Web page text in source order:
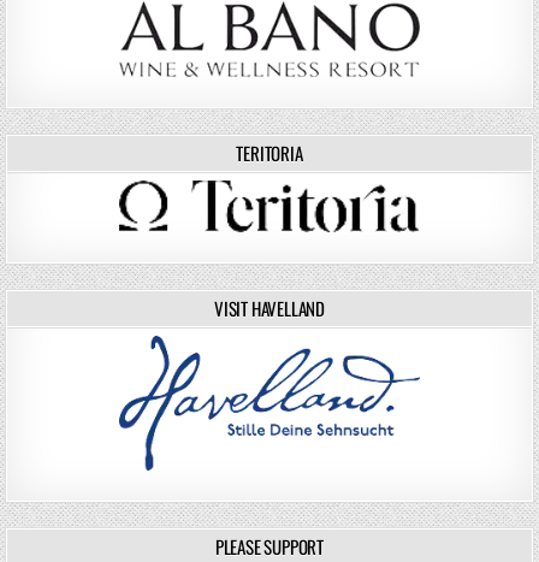
TERITORIA
VISIT HAVELLAND
PLEASE SUPPORT